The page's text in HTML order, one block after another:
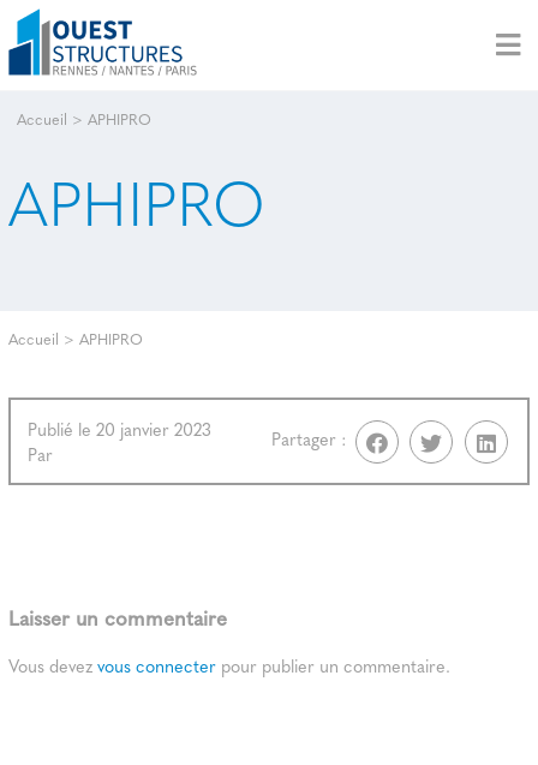
Accueil > APHIPRO
APHIPRO
Accueil > APHIPRO
Publié le 20 janvier 2023
Par
Partager :
Laisser un commentaire
Vous devezvous connecter pour publier un commentaire.